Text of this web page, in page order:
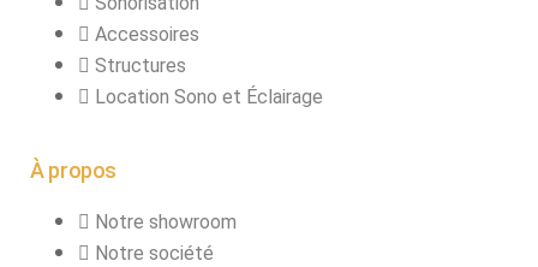
connecteurs
Structures, ponts
et pieds
X
Accessoires
Structures
Location Sono et Éclairage
À propos
Notre showroom
Notre société